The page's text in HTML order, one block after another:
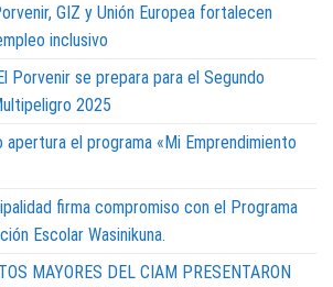
GIZ y Unión Europea fortalecen
inclusivo
Porvenir se prepara para el Segundo
2025
apertura el programa «Mi Emprendimiento
firma compromiso con el Programa
Escolar Wasinikuna.
MAYORES DEL CIAM PRESENTARON